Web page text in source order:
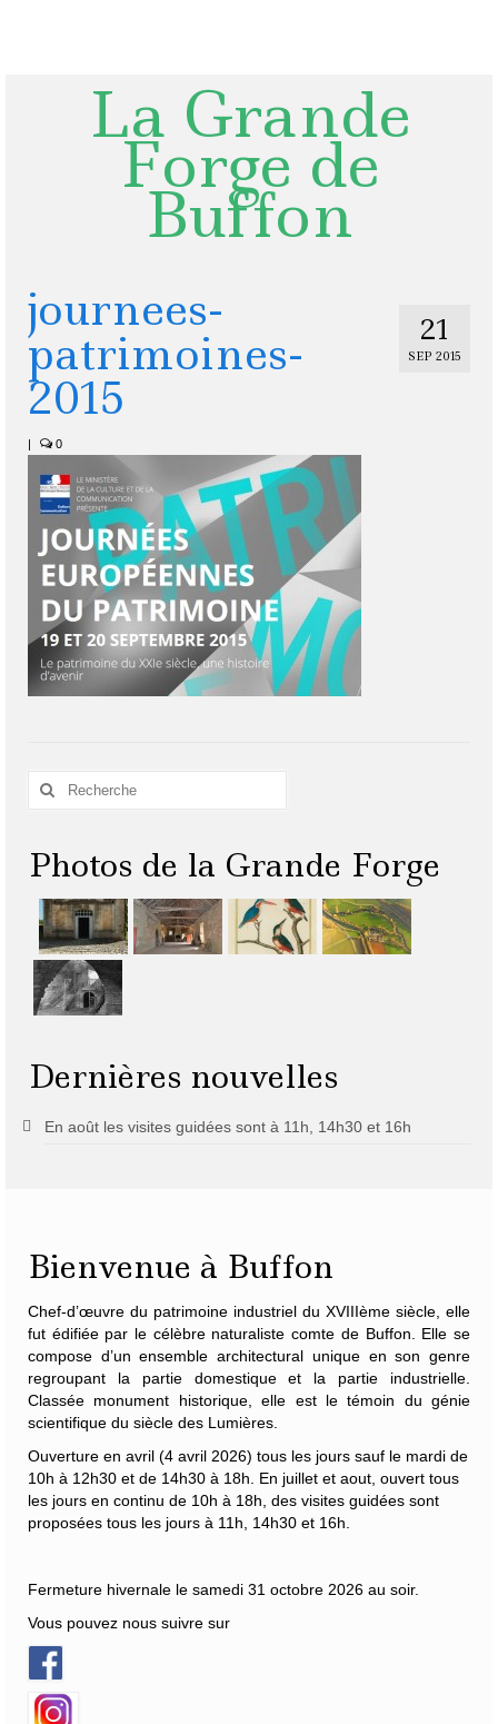
La Grande
Forge de
Buffon
21
SEP 2015
journees-
patrimoines-
2015
| 0
Rechercher
Photos de la Grande Forge
Dernières nouvelles
En août les visites guidées sont à 11h, 14h30 et 16h
Bienvenue à Buffon
Chef-d’œuvre du patrimoine industriel du XVIIIème siècle, elle
fut édifiée par le célèbre naturalistecomte de Buffon . Elle se
compose d’un ensemble architectural unique en son genre
regroupant la partie domestique et la partie industrielle.
Classée monument historique, elle est le témoin du génie
scientifique du siècle des Lumières.
Ouverture en avril (4 avril 2026) tous les jours sauf le mardi de
10h à 12h30 et de 14h30 à 18h. En juillet et aout, ouvert tous
les jours en continu de 10h à 18h, des visites guidées sont
proposées tous les jours à 11h, 14h30 et 16h.
Fermeture hivernale le samedi 31 octobre 2026 au soir.
Vous pouvez nous suivre sur